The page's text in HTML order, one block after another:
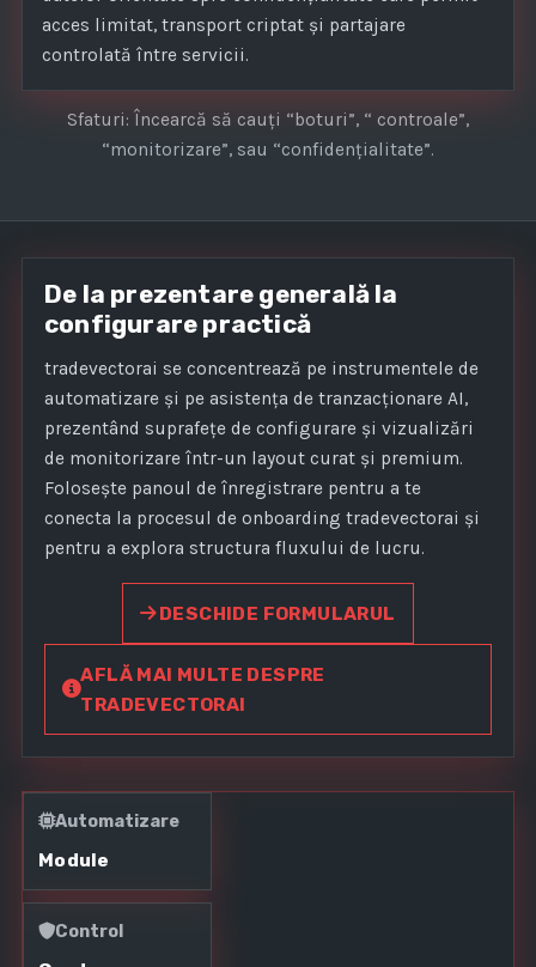
acces limitat, transport criptat și partajare
controlată între servicii.
Sfaturi: Încearcă să cauți “boturi”, “ controale”,
“monitorizare”, sau “confidențialitate”.
De la prezentare generală la
configurare practică
tradevectorai se concentrează pe instrumentele de
automatizare și pe asistența de tranzacționare AI,
prezentând suprafețe de configurare și vizualizări
de monitorizare într-un layout curat și premium.
Folosește panoul de înregistrare pentru a te
conecta la procesul de onboarding tradevectorai și
pentru a explora structura fluxului de lucru.
DESCHIDE FORMULARUL
AFLĂ MAI MULTE DESPRE
TRADEVECTORAI
Automatizare
Module
Control